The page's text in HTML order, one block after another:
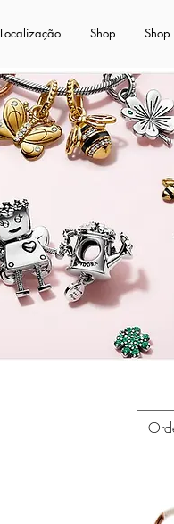
Localização Shop Shop